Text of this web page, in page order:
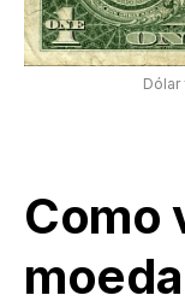
Como